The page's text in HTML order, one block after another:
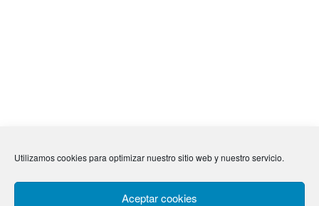
Utilizamos cookies para optimizar nuestro sitio web y nuestro servicio.
Aceptar cookies